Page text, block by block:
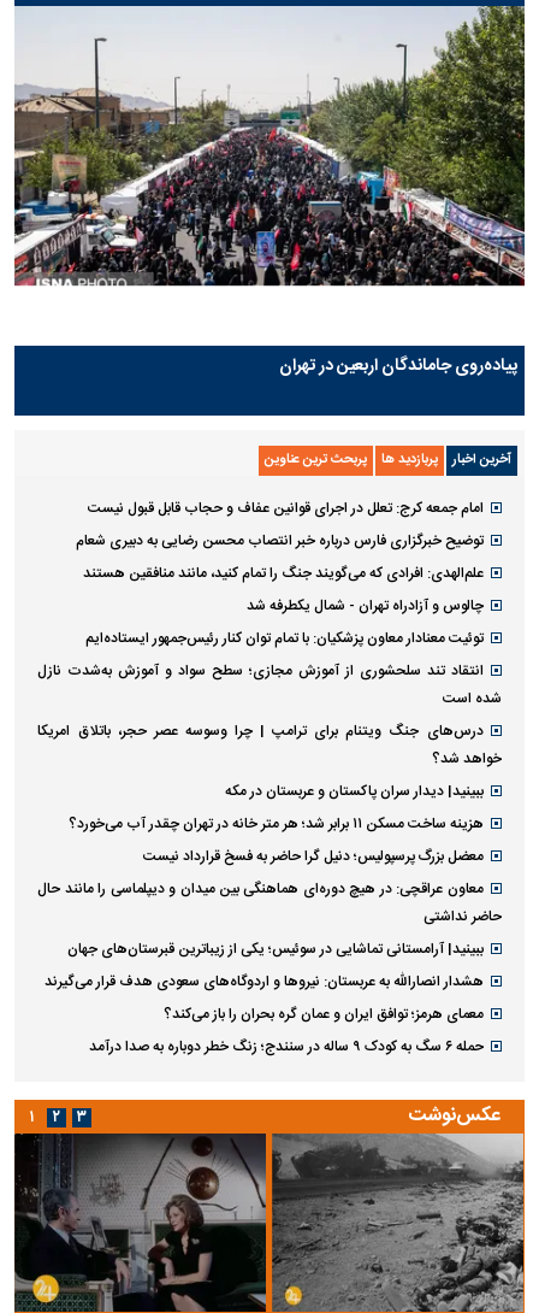
پیاده‌روی جاماندگان اربعین در تهران
آخرین اخبار پربازدید ها پربحث ترین عناوین
امام جمعه کرج: تعلل در اجرای قوانین عفاف و حجاب قابل قبول نیست
توضیح خبرگزاری فارس درباره خبر انتصاب محسن رضایی به دبیری شعام
علم‌الهدی: افرادی که می‌گویند جنگ را تمام کنید، مانند منافقین هستند
چالوس و آزادراه تهران - شمال یکطرفه شد
توئیت معنادار معاون پزشکیان: با تمام توان کنار رئیس‌جمهور ایستاده‌ایم
انتقاد تند سلحشوری از آموزش مجازی؛ سطح سواد و آموزش به‌شدت نازل
شده است
درس‌های جنگ ویتنام برای ترامپ | چرا وسوسه عصر حجر، باتلاق امریکا
خواهد شد؟
ببینید| دیدار سران پاکستان و عربستان در مکه
هزینه ساخت مسکن ۱۱ برابر شد؛ هر متر خانه در تهران چقدر آب می‌خورد؟
معضل بزرگ پرسپولیس؛ دنیل گرا حاضر به فسخ قرارداد نیست
معاون عراقچی: در هیچ دوره‌ای هماهنگی بین میدان و دیپلماسی را مانند حال
حاضر نداشتی
ببینید| آرامستانی تماشایی در سوئیس؛ یکی از زیباترین قبرستان‌های جهان
هشدار انصارالله به عربستان: نیروها و اردوگاه‌های سعودی هدف قرار می‌گیرند
معمای هرمز؛ توافق ایران و عمان گره بحران را باز می‌کند؟
حمله ۶ سگ به کودک ۹ ساله در سنندج؛ زنگ خطر دوباره به صدا درآمد
عکس‌نوشت ۱ ۲ ۳